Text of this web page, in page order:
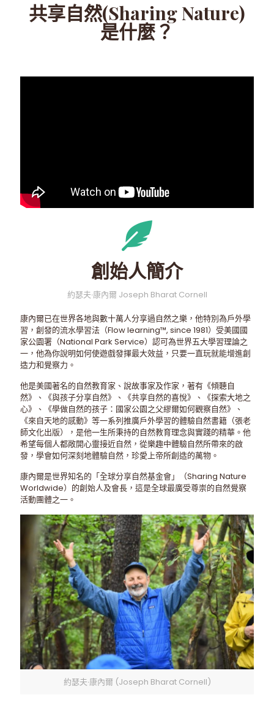
共享自然(Sharing Nature)
是什麼？
創始人簡介
約瑟夫‧康內爾 Joseph Bharat Cornell
康內爾已在世界各地與數十萬人分享過自然之樂，他特別為戶外學
習，創發的流水學習法（Flow learning™, since 1981）受美國國
家公園署（National Park Service）認可為世界五大學習理論之
一，他為你說明如何使遊戲發揮最大效益，只要一直玩就能增進創
造力和覺察力。
他是美國著名的自然教育家、說故事家及作家，著有《傾聽自
然》、《與孩子分享自然》、《共享自然的喜悅》、《探索大地之
心》、《學做自然的孩子：國家公園之父繆爾如何觀察自然》、
《來自天地的感動》等一系列推廣戶外學習的體驗自然書籍（張老
師文化出版），是他一生所秉持的自然教育理念與實踐的精華。他
希望每個人都敞開心靈接近自然，從樂趣中體驗自然所帶來的啟
發，學會如何深刻地體驗自然，珍愛上帝所創造的萬物。
康內爾是世界知名的「全球分享自然基金會」（Sharing Nature
Worldwide）的創始人及會長，這是全球最廣受尊崇的自然覺察
活動團體之一。
約瑟夫‧康內爾 (Joseph Bharat Cornell)